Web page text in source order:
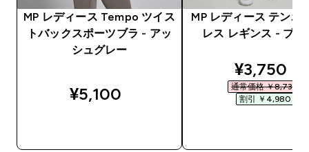
MP レディース Tempo ツイス
トバックスポーツブラ - アッ
シュグレー
¥5,100‎
MP レディース テンポ
レス レギンス - ブラ
¥3,750‎
通常価格 ￥8,730‎
割引 ￥4,980‎